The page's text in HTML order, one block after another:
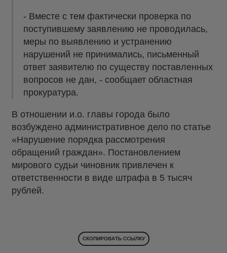
- Вместе с тем фактически проверка по
поступившему заявлению не проводилась,
меры по выявлению и устранению
нарушений не принимались, письменный
ответ заявителю по существу поставленных
вопросов не дан, - сообщает областная
прокуратура.
В отношении и.о. главы города было
возбуждено административное дело по статье
«Нарушение порядка рассмотрения
обращений граждан». Постановлением
мирового судьи чиновник привлечен к
ответственности в виде штрафа в 5 тысяч
рублей.
СКОПИРОВАТЬ ССЫЛКУ